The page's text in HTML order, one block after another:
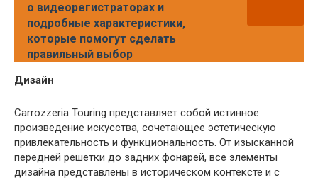
о видеорегистраторах и
подробные характеристики,
которые помогут сделать
правильный выбор
Дизайн
Carrozzeria Touring представляет собой истинное
произведение искусства, сочетающее эстетическую
привлекательность и функциональность. От изысканной
передней решетки до задних фонарей, все элементы
дизайна представлены в историческом контексте и с